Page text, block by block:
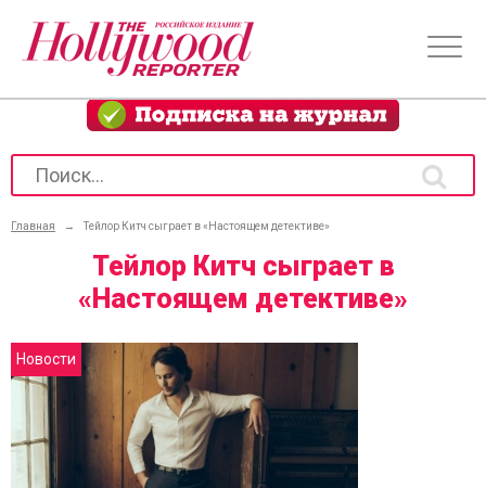
Главная → Тейлор Китч сыграет в «Настоящем детективе»
Тейлор Китч сыграет в
«Настоящем детективе»
Новости